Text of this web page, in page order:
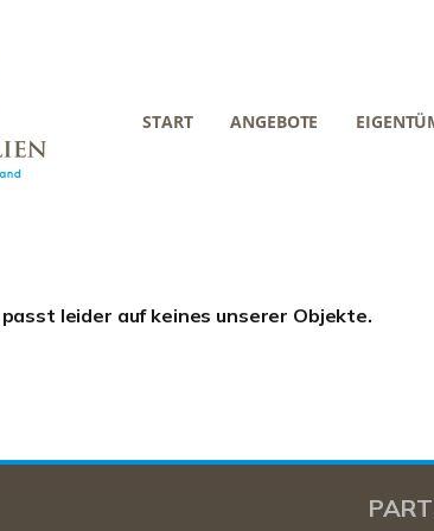
START ANGEBOTE
leider auf keines unserer Objekte.